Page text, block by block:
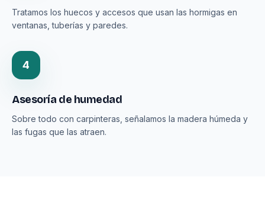
Tratamos los huecos y accesos que usan las hormigas en
ventanas, tuberías y paredes.
4
Asesoría de humedad
Sobre todo con carpinteras, señalamos la madera húmeda y
las fugas que las atraen.